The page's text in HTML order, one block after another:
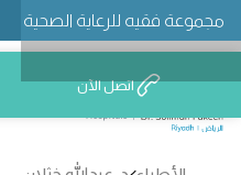
مجموعة فقيه للرعاية الصحية
اتصل الآن